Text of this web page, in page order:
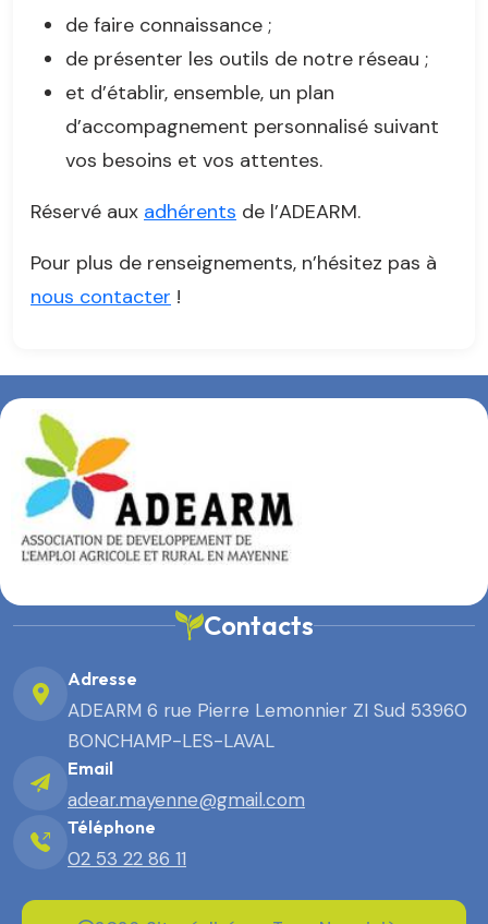
de faire connaissance ;
de présenter les outils de notre réseau ;
et d’établir, ensemble, un plan
d’accompagnement personnalisé suivant
vos besoins et vos attentes.
Réservé aux adhérents de l’ADEARM.
Pour plus de renseignements, n’hésitez pas à
nous contacter !
Contacts
Adresse
ADEARM 6 rue Pierre Lemonnier ZI Sud 53960
BONCHAMP-LES-LAVAL
Email
adear.mayenne@gmail.com
Téléphone
02 53 22 86 11